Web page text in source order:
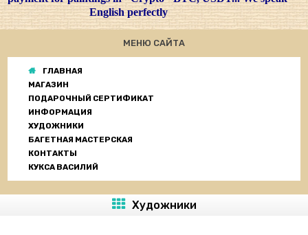
English perfectly
МЕНЮ САЙТА
ГЛАВНАЯ
МАГАЗИН
ПОДАРОЧНЫЙ СЕРТИФИКАТ
ИНФОРМАЦИЯ
ХУДОЖНИКИ
БАГЕТНАЯ МАСТЕРСКАЯ
КОНТАКТЫ
КУКСА ВАСИЛИЙ
Художники